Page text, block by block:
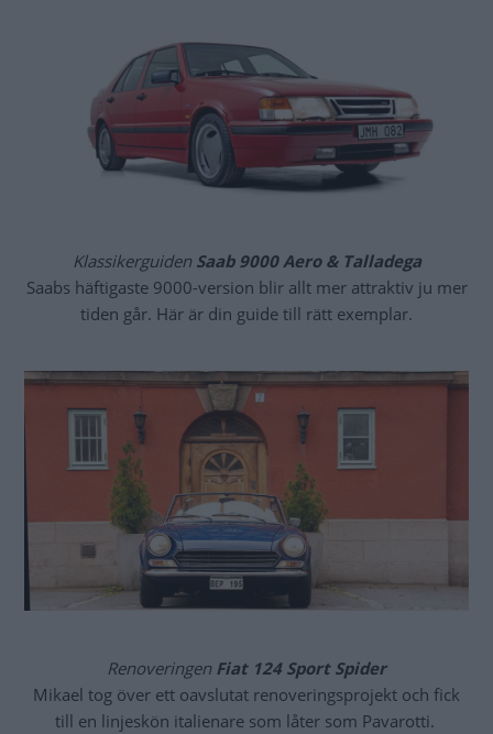
Klassikerguiden Saab 9000 Aero & Talladega
Saabs häftigaste 9000-version blir allt mer attraktiv ju mer
tiden går. Här är din guide till rätt exemplar.
Renoveringen Fiat 124 Sport Spider
Mikael tog över ett oavslutat renoveringsprojekt och fick
till en linjeskön italienare som låter som Pavarotti.